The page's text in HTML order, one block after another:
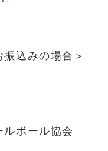
込みの場合＞
ボール協会